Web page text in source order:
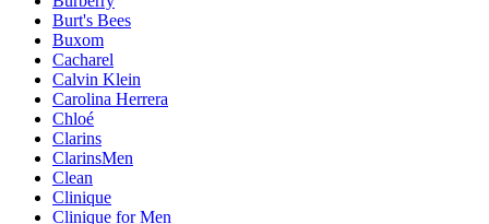
Burt's Bees
Buxom
Cacharel
Calvin Klein
Carolina Herrera
Chloé
Clarins
ClarinsMen
Clean
Clinique
Clinique for Men